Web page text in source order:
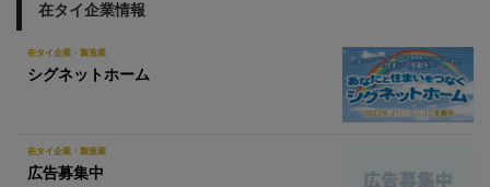
在タイ企業情報
在タイ企業・製造業
シグネットホーム
在タイ企業・製造業
広告募集中